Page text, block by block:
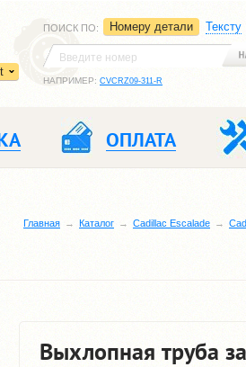
ПОИСК ПО: Номеру детали Тексту
НАПРИМЕР: CVCRZ09-311-R
ОПЛАТА
Главная Каталог Cadillac Escalade
Выхлопная труба